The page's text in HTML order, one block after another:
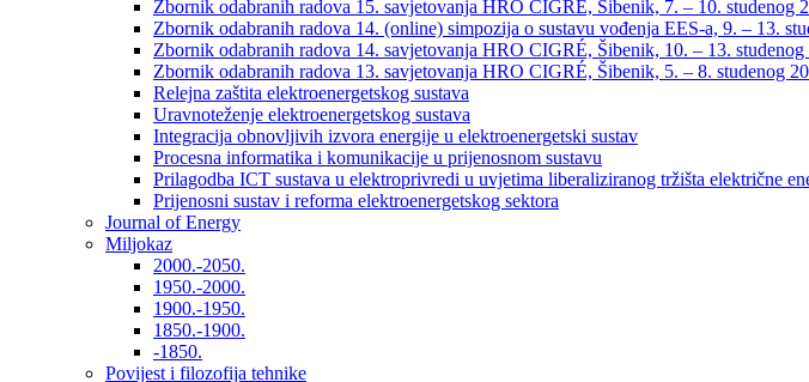
Zbornik odabranih radova 15. savjetovanja HRO CIGRE, Šibenik, 7. – 10. studenog
Zbornik odabranih radova 14. (online) simpozija o sustavu vođenja EES-a, 9. – 13.
Zbornik odabranih radova 14. savjetovanja HRO CIGRÉ, Šibenik, 10. – 13. studenog
Zbornik odabranih radova 13. savjetovanja HRO CIGRÉ, Šibenik, 5. – 8. studenog
Relejna zaštita elektroenergetskog sustava
Uravnoteženje elektroenergetskog sustava
Integracija obnovljivih izvora energije u elektroenergetski sustav
Procesna informatika i komunikacije u prijenosnom sustavu
Prilagodba ICT sustava u elektroprivredi u uvjetima liberaliziranog tržišta električne
Prijenosni sustav i reforma elektroenergetskog sektora
Journal of Energy
Miljokaz
2000.-2050.
1950.-2000.
1900.-1950.
1850.-1900.
-1850.
Povijest i filozofija tehnike